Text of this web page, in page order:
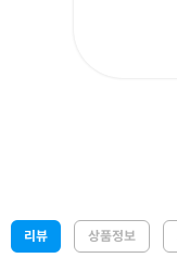
리뷰 상품정보